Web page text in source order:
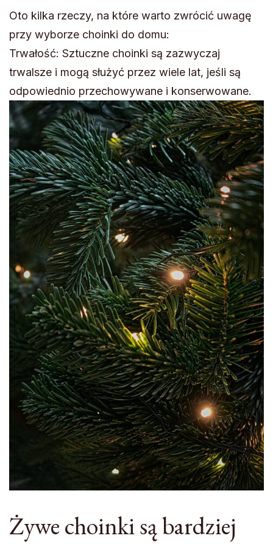
Oto kilka rzeczy, na które warto zwrócić uwagę
przy wyborze choinki do domu:
Trwałość: Sztuczne choinki są zazwyczaj
trwalsze i mogą służyć przez wiele lat, jeśli są
odpowiednio przechowywane i konserwowane.
Żywe choinki są bardziej